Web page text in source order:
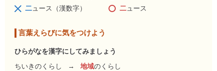
二ュース（漢数字） 二ュース
言葉えらびに気をつけよう
ひらがなを漢字にしてみましょう
ちいきのくらし
→ 地域のくらし